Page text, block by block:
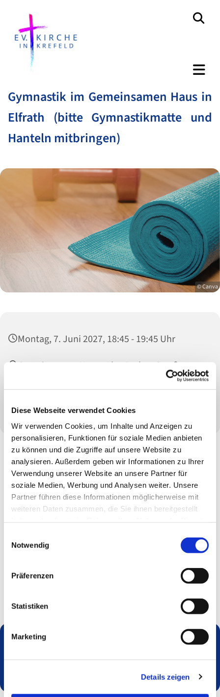
Diese Webseite verwendet Cookies
Wir verwenden Cookies, um Inhalte und Anzeigen zu
personalisieren, Funktionen für soziale Medien anbieten
zu können und die Zugriffe auf unsere Website zu
analysieren. Außerdem geben wir Informationen zu Ihrer
Verwendung unserer Website an unsere Partner für
soziale Medien, Werbung und Analysen weiter. Unsere
Partner führen diese Informationen möglicherweise mit
weiteren Daten zusammen, die Sie ihnen bereitgestellt
Notwendig
Präferenzen
Statistiken
Marketing
Details zeigen
Gymnastik im Gemeinsamen Haus in
Elfrath (bitte Gymnastikmatte und
Hanteln mitbringen)
© Canva
Montag, 7. Juni 2027, 18:45 - 19:45 Uhr
Gemeinsames Haus, Alte Rather Straße 105,
Frau Ebinghaus
Dies könnte Sie auch interessieren